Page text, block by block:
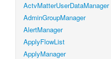
ActvMatterUserDataManager
AdminGroupManager
AlertManager
ApplyFlowList
ApplyManager